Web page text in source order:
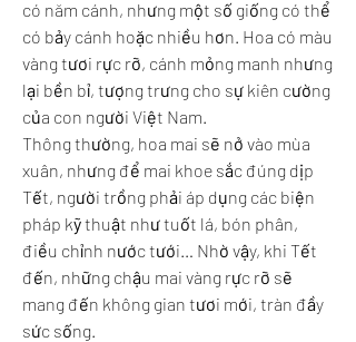
có năm cánh, nhưng một số giống có thể
có bảy cánh hoặc nhiều hơn. Hoa có màu
vàng tươi rực rỡ, cánh mỏng manh nhưng
lại bền bỉ, tượng trưng cho sự kiên cường
của con người Việt Nam.
Thông thường, hoa mai sẽ nở vào mùa
xuân, nhưng để mai khoe sắc đúng dịp
Tết, người trồng phải áp dụng các biện
pháp kỹ thuật như tuốt lá, bón phân,
điều chỉnh nước tưới… Nhờ vậy, khi Tết
đến, những chậu mai vàng rực rỡ sẽ
mang đến không gian tươi mới, tràn đầy
sức sống.